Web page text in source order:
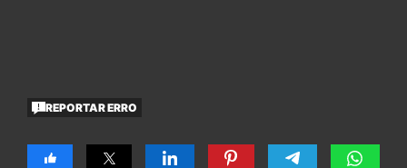
REPORTAR ERRO